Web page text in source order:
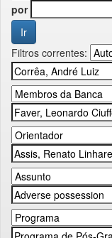
por
Filtros correntes: